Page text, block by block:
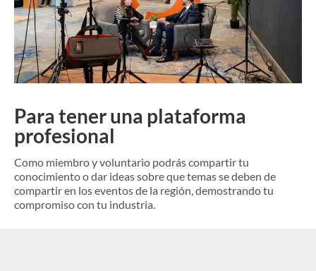
Para tener una plataforma
profesional
Como miembro y voluntario podrás compartir tu
conocimiento o dar ideas sobre que temas se deben de
compartir en los eventos de la región, demostrando tu
compromiso con tu industria.